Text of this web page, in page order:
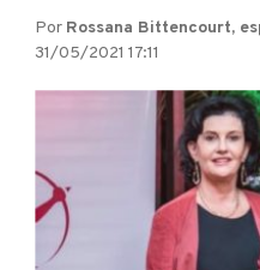
Por Rossana Bittencourt,
31/05/2021 17:11